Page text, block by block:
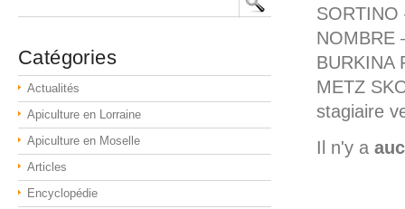
SORTINO
NOMBRE
BURKINA
METZ
stagiaire
Il n'y a
Catégories
Actualités
Apiculture en Lorraine
Apiculture en Moselle
Articles
Encyclopédie